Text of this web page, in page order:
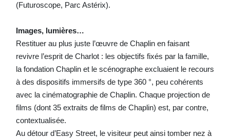
(Futuroscope, Parc Astérix).
Images, lumières…
Restituer au plus juste l’œuvre de Chaplin en faisant
revivre l’esprit de Charlot : les objectifs fixés par la famille,
la fondation Chaplin et le scénographe excluaient le recours
à des dispositifs immersifs de type 360 °, peu cohérents
avec la cinématographie de Chaplin. Chaque projection de
films (dont 35 extraits de films de Chaplin) est, par contre,
contextualisée.
Au détour d’Easy Street, le visiteur peut ainsi tomber nez à